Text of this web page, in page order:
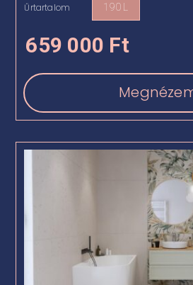
Űrtartalom 190 L
659 000 Ft